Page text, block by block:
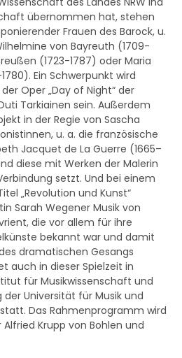
übernommen hat, stehen
Frauen des Barock, u.
von Bayreuth (1709-
(1723-1787) oder Maria
Ein Schwerpunkt wird
Oper „Day of Night“ der
Tarkiainen sein. Außerdem
in der Regie von Sascha
u. a. die französische
Jacquet de La Guerre (1665–
diese mit Werken der Malerin
setzt. Und bei einem
„Revolution und Kunst“
Sarah Wegener Musik von
die vor allem für ihre
bekannt war und damit
dramatischen Gesangs
auch in dieser Spielzeit in
für Musikwissenschaft und
Universität für Musik und
Das Rahmenprogramm wird
Krupp von Bohlen und